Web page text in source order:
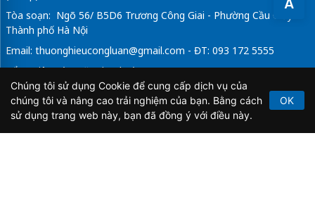
Tòa soạn: Ngõ 56/ B5D6 Trương Công Giai - Phường Cầu Giấy -
Thành phố Hà Nội
Email: thuonghieucongluan@gmail.com - ĐT: 093 172 5555
Tổng Biên Tập: Vũ Đức Thuận
Giấy phép hoạt động báo chí điện tử số 64/GP-BTTTT do Bộ
Thông tin và Truyền thông cấp ngày 21/2/2020.
Chúng tôi sử dụng Cookie để cung cấp dịch vụ của
chúng tôi và nâng cao trải nghiệm của bạn. Bằng cách
sử dụng trang web này, bạn đã đồng ý với điều này.
OK